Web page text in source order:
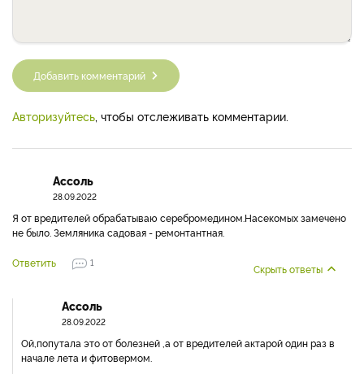
Добавить комментарий
Авторизуйтесь, чтобы отслеживать комментарии.
Ассоль
28.09.2022
Я от вредителей обрабатываю серебромедином.Насекомых замечено
не было. Земляника садовая - ремонтантная.
Ответить 1 Скрыть ответы
Ассоль
28.09.2022
Ой,попутала это от болезней ,а от вредителей актарой один раз в
начале лета и фитовермом.